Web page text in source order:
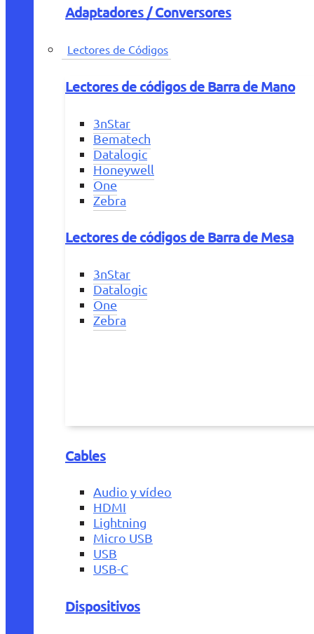
Adaptadores / Conversores
Lectores de Códigos
Lectores de códigos de Barra de Mano
3nStar
Bematech
Datalogic
Honeywell
One
Zebra
Lectores de códigos de Barra de Mesa
3nStar
Datalogic
One
Zebra
Cables
Audio y vídeo
HDMI
Lightning
Micro USB
USB
USB-C
Dispositivos